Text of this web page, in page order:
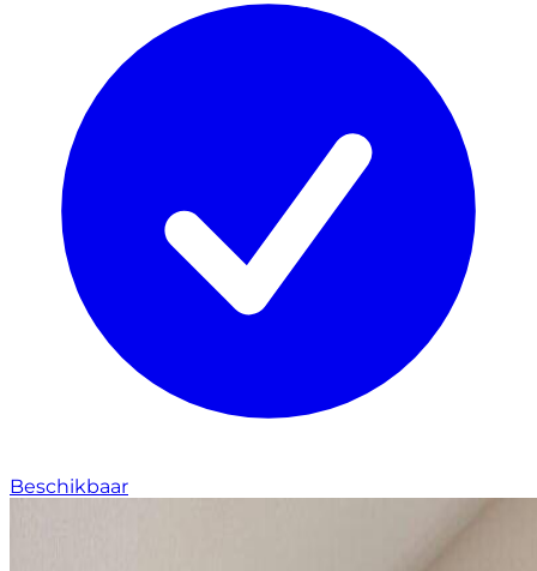
Beschikbaar